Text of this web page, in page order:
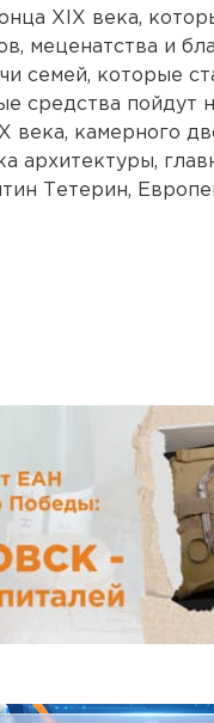
XIX века,
меценатства и
семей, которые
средства пойдут
века, камерного
архитектуры,
Тетерин,